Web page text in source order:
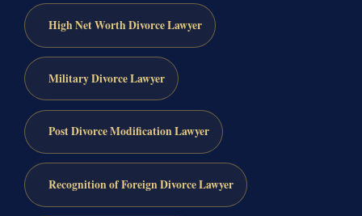
High Net Worth Divorce Lawyer
Military Divorce Lawyer
Post Divorce Modification Lawyer
Recognition of Foreign Divorce Lawyer